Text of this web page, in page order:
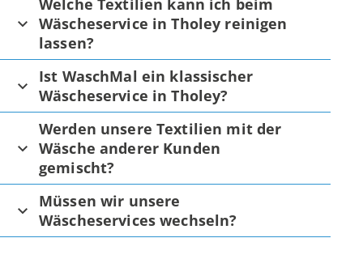
Wäscheservice in Tholey reinigen
lassen?
Ist WaschMal ein klassischer
Wäscheservice in Tholey?
Werden unsere Textilien mit der
Wäsche anderer Kunden
gemischt?
Müssen wir unsere
Wäscheservices wechseln?